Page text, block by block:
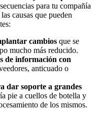
para tu compañía
causas que pueden
cambios que se
mucho más reducido.
de información con
anticuado o
dar soporte a grandes
pie a cuellos de botella y
de los mismos.